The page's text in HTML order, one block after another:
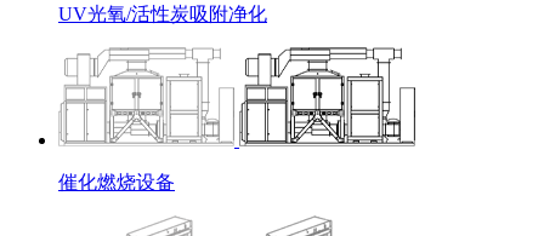
UV光氧/活性炭吸附净化
催化燃烧设备